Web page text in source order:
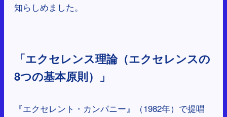
知らしめました。
「エクセレンス理論（エクセレンスの
8つの基本原則）」
『エクセレント・カンパニー』（1982年）で提唱